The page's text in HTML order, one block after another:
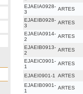
EJAEIA0928-
3
ARTES
EJAEIB0928-
3
ARTES
EJAEIA0914-
2
ARTES
EJAEIB0913-
2
ARTES
EJAEIC0901-
1
ARTES
EJAEI0901-1 ARTES
EJAEIB0901-
1
ARTES